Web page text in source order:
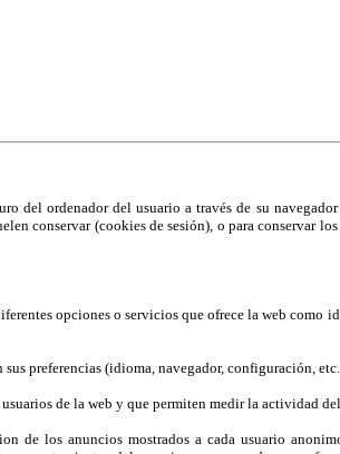
del ordenador del usuario a través de su
conservar (cookies de sesión), o para
opciones o servicios que ofrece la web como
preferencias (idioma, navegador, configuración,
de la web y que permiten medir la actividad
de los anuncios mostrados a cada usuario